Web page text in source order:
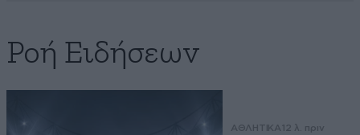
Ροή Ειδήσεων
ΑΘΛΗΤΙΚΑ 12 λ. πριν